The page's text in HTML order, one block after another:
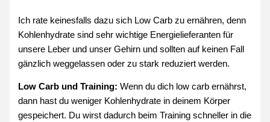
Ich rate keinesfalls dazu sich Low Carb zu ernähren, denn
Kohlenhydrate sind sehr wichtige Energielieferanten für
unsere Leber und unser Gehirn und sollten auf keinen Fall
gänzlich weggelassen oder zu stark reduziert werden.
Low Carb und Training: Wenn du dich low carb ernährst,
dann hast du weniger Kohlenhydrate in deinem Körper
gespeichert. Du wirst dadurch beim Training schneller in die